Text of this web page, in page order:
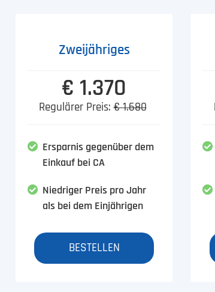
Zweijähriges
€ 1.370
Regulärer Preis:€ 1.680
Ersparnis gegenüber dem
Einkauf bei CA
Niedriger Preis pro Jahr
als bei dem Einjährigen
BESTELLEN